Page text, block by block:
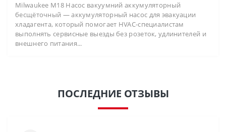
Milwaukee M18 Насос вакуумний аккумуляторный
бесщёточный — аккумуляторный насос для эвакуации
хладагента, который помогает HVAC-специалистам
выполнять сервисные выезды без розеток, удлинителей и
внешнего питания...
ПОСЛЕДНИЕ ОТЗЫВЫ